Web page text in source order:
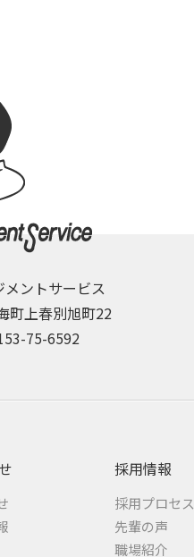
メントサービス
町上春別旭町22
75-6592
採用情報
採用プロセス
先輩の声
職場紹介